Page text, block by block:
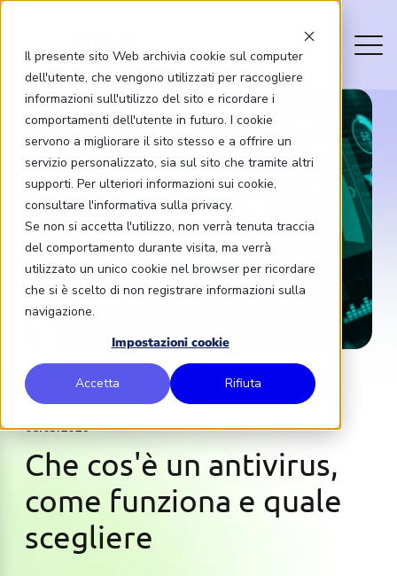
Il presente sito Web archivia cookie sul computer
dell'utente, che vengono utilizzati per raccogliere
informazioni sull'utilizzo del sito e ricordare i
comportamenti dell'utente in futuro. I cookie
servono a migliorare il sito stesso e a offrire un
servizio personalizzato, sia sul sito che tramite altri
supporti. Per ulteriori informazioni sui cookie,
consultare l'informativa sulla privacy.
Se non si accetta l'utilizzo, non verrà tenuta traccia
del comportamento durante visita, ma verrà
utilizzato un unico cookie nel browser per ricordare
che si è scelto di non registrare informazioni sulla
navigazione.
Impostazioni cookie
Accetta Rifiuta
08.03.2026
Che cos'è un antivirus,
come funziona e quale
scegliere